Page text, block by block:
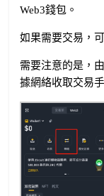
Web3錢包。
如果需要交易，
需要注意的是，
據網絡收取交易